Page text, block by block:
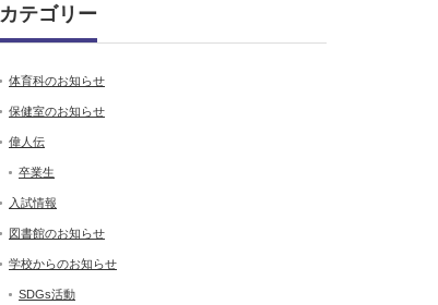
カテゴリー
体育科のお知らせ
保健室のお知らせ
偉人伝
卒業生
入試情報
図書館のお知らせ
学校からのお知らせ
SDGs活動